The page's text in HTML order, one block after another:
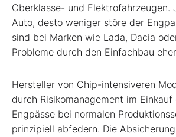
Oberklasse- und Elektrofahrzeugen.
Auto, desto weniger störe der
sind bei Marken wie Lada, Dacia
Probleme durch den Einfachbau
Hersteller von Chip-intensiveren
durch Risikomanagement im
Engpässe bei normalen
prinzipiell abfedern. Die